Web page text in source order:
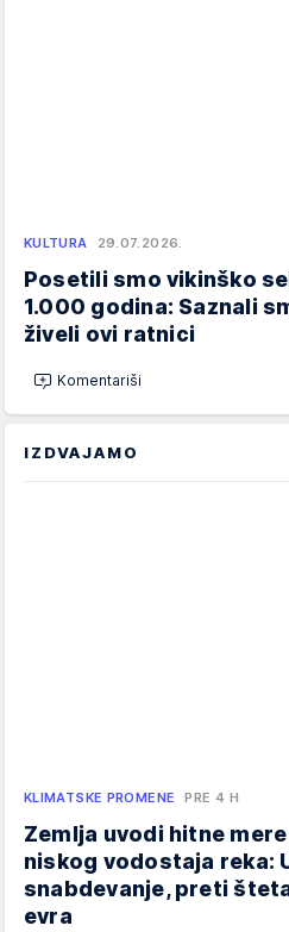
KULTURA 29.07.2026.
Posetili smo vikinško
1.000 godina: Saznali
živeli ovi ratnici
Komentariši
IZDVAJAMO
KLIMATSKE PROMENE PRE 4 H
Zemlja uvodi hitne
niskog vodostaja reka:
snabdevanje, preti
evra